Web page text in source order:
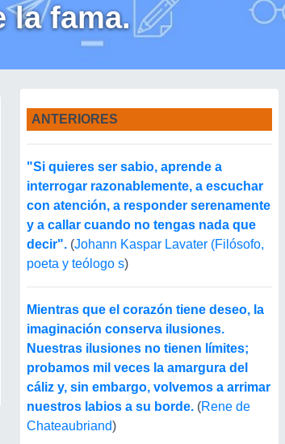
la fama.
ANTERIORES
"Si quieres ser sabio, aprende a
interrogar razonablemente, a escuchar
con atención, a responder serenamente
y a callar cuando no tengas nada que
decir". (Johann Kaspar Lavater (Filósofo,
poeta y teólogo s)
Mientras que el corazón tiene deseo, la
imaginación conserva ilusiones.
Nuestras ilusiones no tienen límites;
probamos mil veces la amargura del
cáliz y, sin embargo, volvemos a arrimar
nuestros labios a su borde. (Rene de
Chateaubriand)